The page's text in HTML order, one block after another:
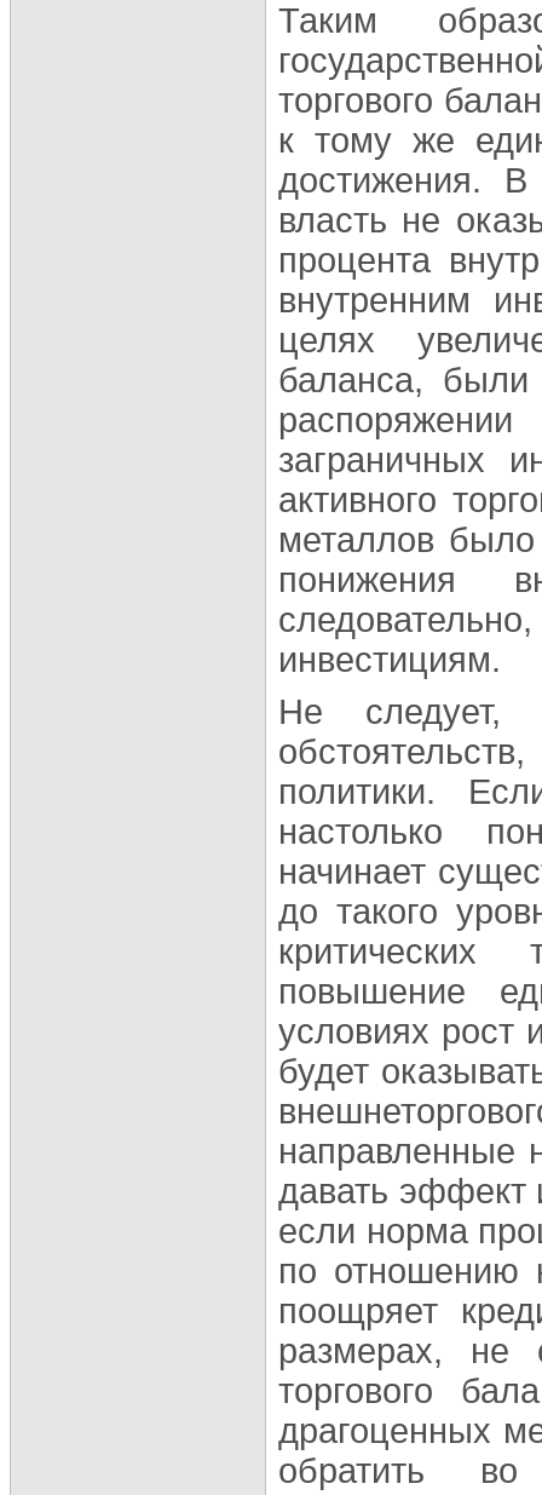
Таким
торгового
к тому же
достижения. В
власть не
процента
внутренним
целях
баланса,
заграничных
активного
металлов
понижения
инвестициям.
Не следует,
политики.
настолько
начинает
до такого
повышение
условиях рост
будет
направленные
давать эффект
если норма
по отношению
поощряет
размерах, не
торгового
драгоценных
обратить